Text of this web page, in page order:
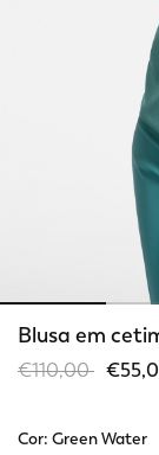
Blusa em
Price reduced
€110,00to
Cor: Green Water